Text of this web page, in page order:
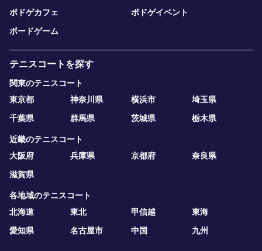
ボドゲカフェ
ボドゲイベント
ボードゲーム
テニスコートを探す
関東のテニスコート
東京都
神奈川県 横浜市
埼玉県
千葉県
群馬県 茨城県 栃木県
近畿のテニスコート
大阪府
兵庫県 京都府
奈良県
滋賀県
各地域のテニスコート
北海道
東北 甲信越
東海
愛知県
名古屋市 中国 九州